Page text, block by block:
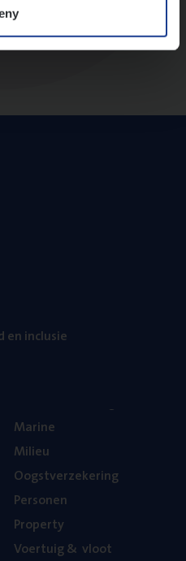
inclusie
Mari­ne
Mili­eu
Oogst­ver­ze­ke­ring
Per­so­nen
Pro­per­ty
Voer­tuig& vloot